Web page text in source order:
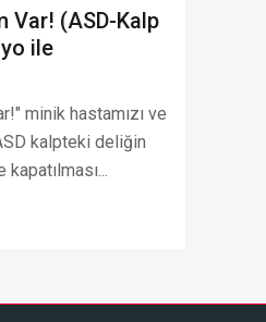
Var! (ASD-Kalp
ile
minik hastamızı ve
kalpteki deliğin